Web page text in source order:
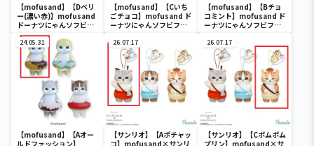
【mofusand】【Dベリ
ー(濃い赤)】mofusand
ドーナツにゃんソフビフ
ィギュア
【mofusand】【Cいち
ごチョコ】mofusand ド
ーナツにゃんソフビフィ
【mofusand】【Bチョ
コミント】mofusand ド
ーナツにゃんソフビフィ
24.05.31
【mofusand】【Aオー
ルドファッション】
26.07.17
【サンリオ】【Aポチャッ
コ】mofusand×サンリ
26.07.17
【サンリオ】【Cポムポム
プリン】mofusand×サ